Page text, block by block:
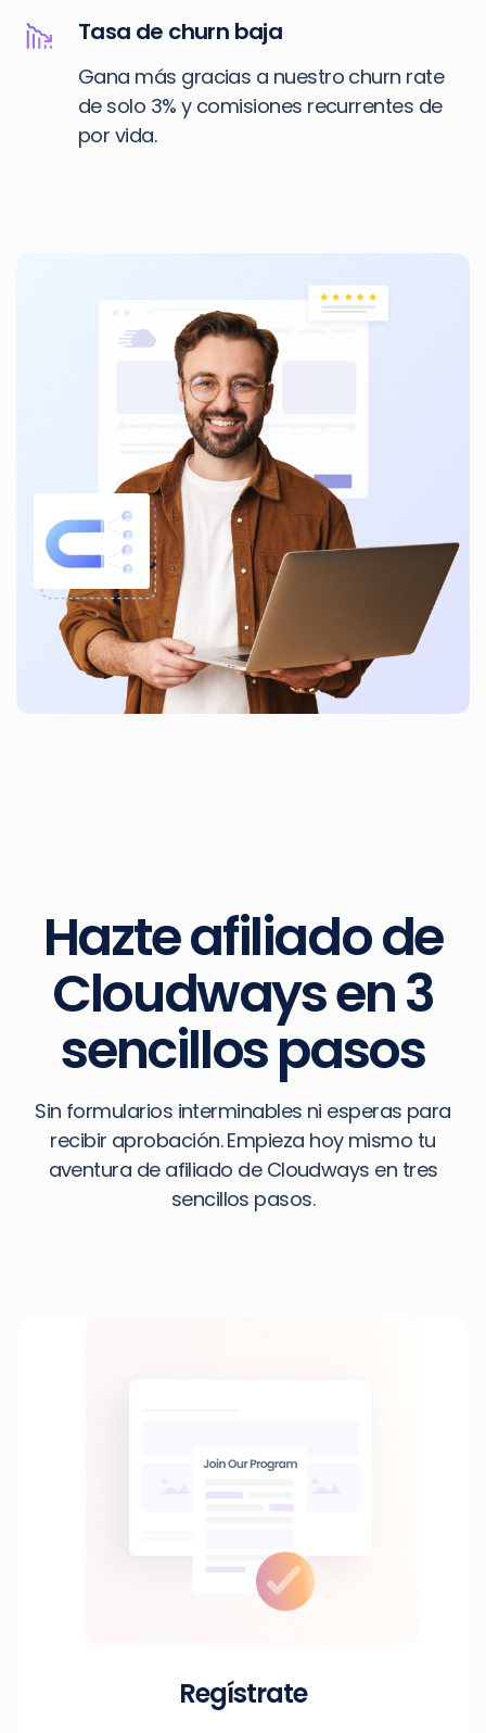
Tasa de churn baja
Gana más gracias a nuestro churn rate
de solo 3% y comisiones recurrentes de
por vida.
Hazte afiliado de
Cloudways en 3
sencillos pasos
Sin formularios interminables ni esperas para
recibir aprobación. Empieza hoy mismo tu
aventura de afiliado de Cloudways en tres
sencillos pasos.
Regístrate